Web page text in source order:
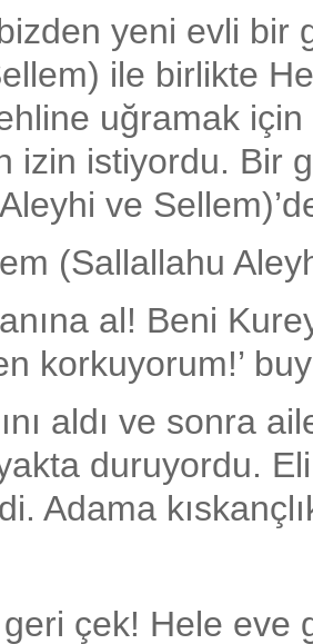
yeni evli bir
ile birlikte
uğramak
izin istiyordu. Bir
ve
(Sallallahu
al! Beni
korkuyorum!’
aldı ve sonra
duruyordu.
Adama
geri çek! Hele eve